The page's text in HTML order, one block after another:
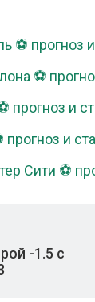
прогноз
⚽
прогноз и
и
Сити ⚽
-1.5 с